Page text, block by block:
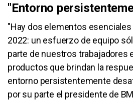
"Entorno
"Hay dos elementos
2022: un esfuerzo de equipo
parte de nuestros trabajadores
productos que brindan la
entorno persistentemente
por su parte el presidente de